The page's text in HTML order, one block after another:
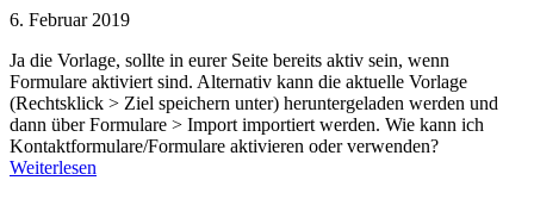
6. Februar 2019
Ja die Vorlage, sollte in eurer Seite bereits aktiv sein, wenn
Formulare aktiviert sind. Alternativ kann die aktuelle Vorlage
(Rechtsklick > Ziel speichern unter) heruntergeladen werden und
dann über Formulare > Import importiert werden. Wie kann ich
Kontaktformulare/Formulare aktivieren oder verwenden?
Weiterlesen